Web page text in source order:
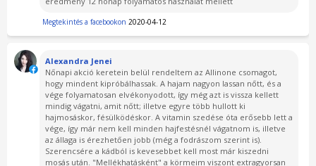
Megtekintés a facebookon 2020-04-12
Alexandra Jenei
Nőnapi akció keretein belül rendeltem az Allinone csomagot,
hogy mindent kipróbálhassak. A hajam nagyon lassan nőtt, és a
vége folyamatosan elvékonyodott, így még azt is vissza kellett
mindig vágatni, amit nőtt; illetve egyre több hullott ki
hajmosáskor, fésülködéskor. A vitamin szedése óta erősebb lett a
vége, így már nem kell minden hajfestésnél vágatnom is, illetve
az állaga is érezhetően jobb (még a fodrászom szerint is).
Szerencsére a kádból is kevesebbet kell most már kiszedni
mosás után. "Mellékhatásként" a körmeim viszont extragyorsan